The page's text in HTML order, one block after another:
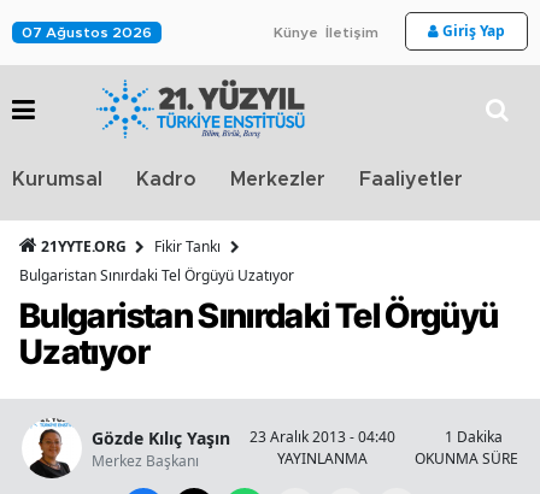
07 Ağustos 2026 Künye İletişim Giriş Yap
Kurumsal Kadro Merkezler Faaliyetler
21YYTE.ORG
Fikir Tankı
Bulgaristan Sınırdaki Tel Örgüyü Uzatıyor
Bulgaristan Sınırdaki Tel Örgüyü
Uzatıyor
Gözde Kılıç Yaşın
Merkez Başkanı
23 Aralık 2013 - 04:40
YAYINLANMA
1 Dakika
OKUNMA SÜRESİ